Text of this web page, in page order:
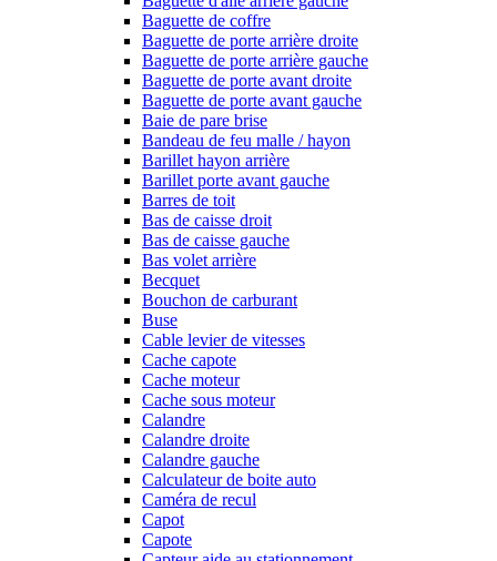
Baguette de coffre
Baguette de porte arrière droite
Baguette de porte arrière gauche
Baguette de porte avant droite
Baguette de porte avant gauche
Baie de pare brise
Bandeau de feu malle / hayon
Barillet hayon arrière
Barillet porte avant gauche
Barres de toit
Bas de caisse droit
Bas de caisse gauche
Bas volet arrière
Becquet
Bouchon de carburant
Buse
Cable levier de vitesses
Cache capote
Cache moteur
Cache sous moteur
Calandre
Calandre droite
Calandre gauche
Calculateur de boite auto
Caméra de recul
Capot
Capote